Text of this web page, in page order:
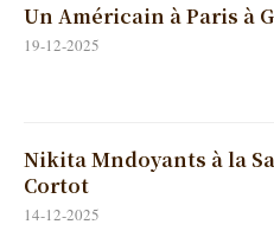
Un Américain à Paris à
19-12-2025
Nikita Mndoyants à la
Cortot
14-12-2025